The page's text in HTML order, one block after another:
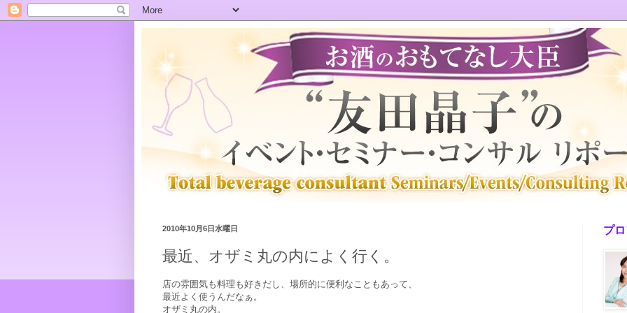
2010年10月6日水曜日
最近、オザミ丸の内によく行く。
店の雰囲気も料理も好きだし、場所的に便利なこともあって、
最近よく使うんだなぁ。
オザミ丸の内。
プ